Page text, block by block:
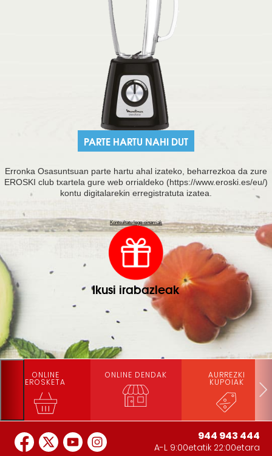
PARTE HARTU NAHI DUT
Erronka Osasuntsuan parte hartu ahal izateko, beharrezkoa da zure
EROSKI club txartela gure web orrialdeko (https://www.eroski.es/eu/)
kontu digitalarekin erregistratuta izatea.
Kontsultatu lege-oinarriak
Ikusi irabazleak
ONLINE
EROSKETA
ONLINE DENDAK AURREZKI
KUPOIAK
944 943 444
A-L 9:00etatik 22:00etara